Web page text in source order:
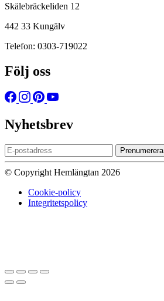
Skälebräckeliden 12
442 33 Kungälv
Telefon: 0303-719022
Följ oss
Nyhetsbrev
Prenumerera
© Copyright Hemlängtan 2026
Cookie-policy
Integritetspolicy